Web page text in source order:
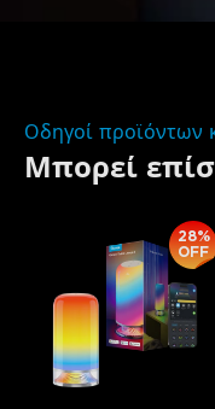
Οδηγοί προϊόντων
Μπορεί
28%
OFF